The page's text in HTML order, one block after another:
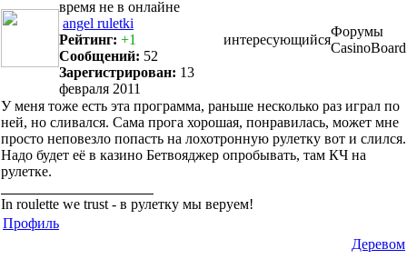
angel ruletki
Рейтинг: +1
Сообщений: 52
Зарегистрирован: 13
февраля 2011
интересующийся
Форумы
CasinoBoard
У меня тоже есть эта программа, раньше несколько раз играл по
ней, но сливался. Сама прога хорошая, понравилась, может мне
просто неповезло попасть на лохотронную рулетку вот и слился.
Надо будет её в казино Бетвояджер опробывать, там КЧ на
рулетке.
In roulette we trust - в рулетку мы веруем!
Профиль
Деревом